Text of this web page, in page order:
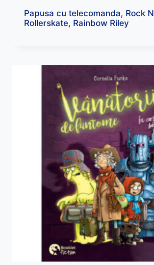
Papusa cu telecomanda, Rock N
Rollerskate, Rainbow Riley